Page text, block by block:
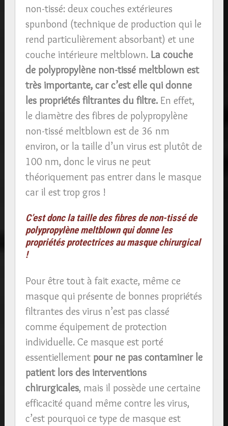
non-tissé: deux couches extérieures
spunbond (technique de production qui le
rend particulièrement absorbant) et une
couche intérieure meltblown. La couche
de polypropylène non-tissé meltblown est
très importante, car c’est elle qui donne
les propriétés filtrantes du filtre.En effet,
le diamètre des fibres de polypropylène
non-tissé meltblown est de 36 nm
environ, or la taille d’un virus est plutôt de
100 nm, donc le virus ne peut
théoriquement pas entrer dans le masque
car il est trop gros !
C’est donc la taille des fibres de non-tissé de
polypropylène meltblown qui donne les
propriétés protectrices au masque chirurgical
!
Pour être tout à fait exacte, même ce
masque qui présente de bonnes propriétés
filtrantes des virus n’est pas classé
comme équipement de protection
individuelle. Ce masque est porté
essentiellement pour ne pas contaminer le
patient lors des interventions
chirurgicales, mais il possède une certaine
efficacité quand même contre les virus,
c’est pourquoi ce type de masque est